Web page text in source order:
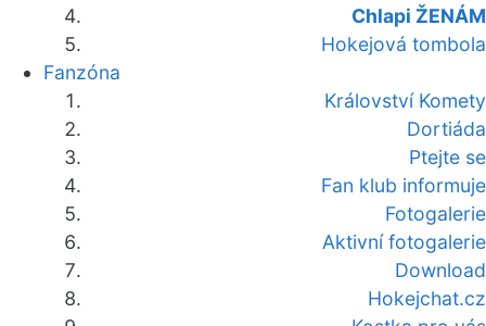
Chlapi ŽENÁM
Hokejová tombola
Fanzóna
Království Komety
Dortiáda
Ptejte se
Fan klub informuje
Fotogalerie
Aktivní fotogalerie
Download
Hokejchat.cz